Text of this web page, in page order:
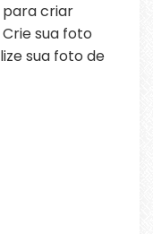
para criar
sua foto
sua foto de